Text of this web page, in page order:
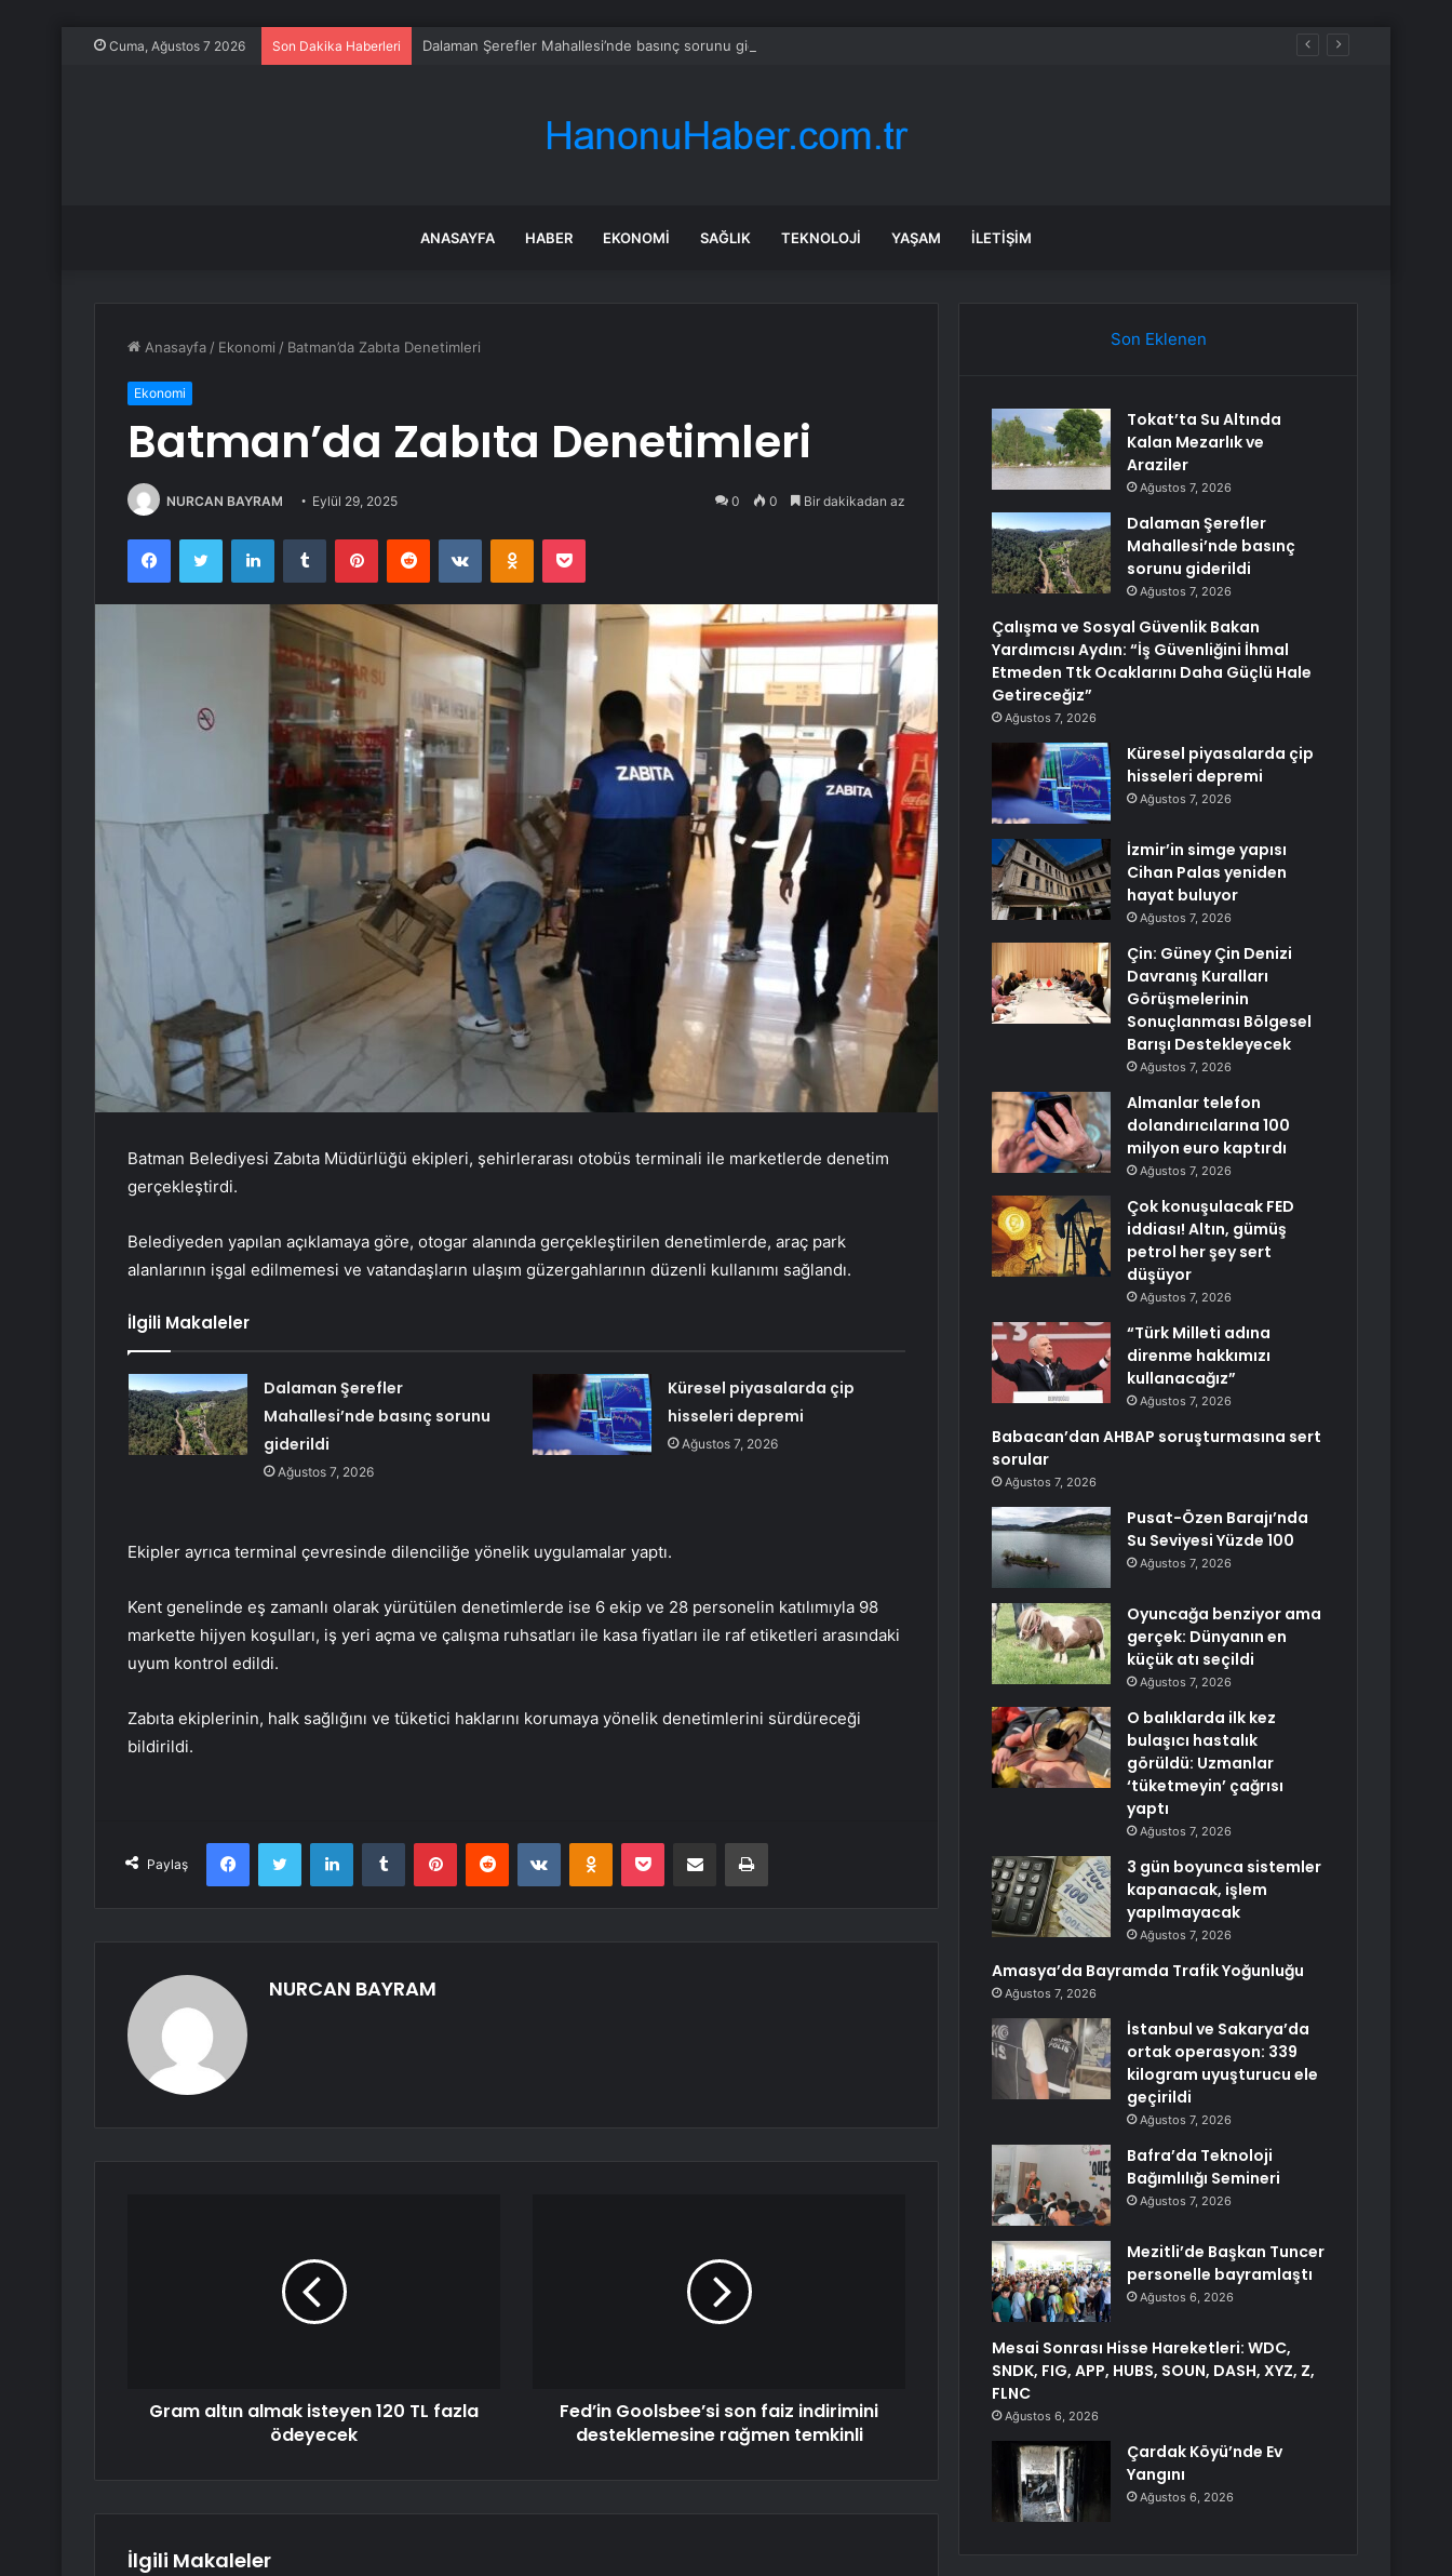
Cuma, Ağustos 7 2026 Son Dakika Haberleri Dalaman Şerefler Mahallesi’nde basınç sorunu giderildi
ANASAYFA HABER EKONOMI SAĞLIK TEKNOLOJI YAŞAM İLETIŞIM
Anasayfa / Ekonomi / Batman’da Zabıta Denetimleri
Ekonomi
Batman’da Zabıta Denetimleri
NURCAN BAYRAM Eylül 29, 2025 0 0 Bir dakikadan az
FacebookTwitter LinkedInTumblr PinterestReddit VKontakteOdnoklassniki
Pocket
Batman Belediyesi Zabıta Müdürlüğü ekipleri, şehirlerarası otobüs terminali ile marketlerde denetim
gerçekleştirdi.
Belediyeden yapılan açıklamaya göre, otogar alanında gerçekleştirilen denetimlerde, araç park
alanlarının işgal edilmemesi ve vatandaşların ulaşım güzergahlarının düzenli kullanımı sağlandı.
İlgili Makaleler
Dalaman Şerefler
Mahallesi’nde basınç sorunu
giderildi
Ağustos 7, 2026
Küresel piyasalarda çip
hisseleri depremi
Ağustos 7, 2026
Ekipler ayrıca terminal çevresinde dilenciliğe yönelik uygulamalar yaptı.
Kent genelinde eş zamanlı olarak yürütülen denetimlerde ise 6 ekip ve 28 personelin katılımıyla 98
markette hijyen koşulları, iş yeri açma ve çalışma ruhsatları ile kasa fiyatları ile raf etiketleri arasındaki
uyum kontrol edildi.
Zabıta ekiplerinin, halk sağlığını ve tüketici haklarını korumaya yönelik denetimlerini sürdüreceği
bildirildi.
Paylaş
FacebookTwitter LinkedInTumblr PinterestReddit VKontakteOdnoklassniki
Pocket E-Posta ile paylaş Yazdır
NURCAN BAYRAM
Gram altın almak isteyen 120 TL fazla
ödeyecek
Fed’in Goolsbee’si son faiz indirimini
desteklemesine rağmen temkinli
İlgili Makaleler
Son Eklenen
Tokat’ta Su Altında
Kalan Mezarlık ve
Araziler
Ağustos 7, 2026
Dalaman Şerefler
Mahallesi’nde basınç
sorunu giderildi
Ağustos 7, 2026
Çalışma ve Sosyal Güvenlik Bakan
Yardımcısı Aydın: “İş Güvenliğini İhmal
Etmeden Ttk Ocaklarını Daha Güçlü Hale
Getireceğiz”
Ağustos 7, 2026
Küresel piyasalarda çip
hisseleri depremi
Ağustos 7, 2026
İzmir’in simge yapısı
Cihan Palas yeniden
hayat buluyor
Ağustos 7, 2026
Çin: Güney Çin Denizi
Davranış Kuralları
Görüşmelerinin
Sonuçlanması Bölgesel
Barışı Destekleyecek
Ağustos 7, 2026
Almanlar telefon
dolandırıcılarına 100
milyon euro kaptırdı
Ağustos 7, 2026
Çok konuşulacak FED
iddiası! Altın, gümüş
petrol her şey sert
düşüyor
Ağustos 7, 2026
“Türk Milleti adına
direnme hakkımızı
kullanacağız”
Ağustos 7, 2026
Babacan’dan AHBAP soruşturmasına sert
sorular
Ağustos 7, 2026
Pusat-Özen Barajı’nda
Su Seviyesi Yüzde 100
Ağustos 7, 2026
Oyuncağa benziyor ama
gerçek: Dünyanın en
küçük atı seçildi
Ağustos 7, 2026
O balıklarda ilk kez
bulaşıcı hastalık
görüldü: Uzmanlar
‘tüketmeyin’ çağrısı
yaptı
Ağustos 7, 2026
3 gün boyunca sistemler
kapanacak, işlem
yapılmayacak
Ağustos 7, 2026
Amasya’da Bayramda Trafik Yoğunluğu
Ağustos 7, 2026
İstanbul ve Sakarya’da
ortak operasyon: 339
kilogram uyuşturucu ele
geçirildi
Ağustos 7, 2026
Bafra’da Teknoloji
Bağımlılığı Semineri
Ağustos 7, 2026
Mezitli’de Başkan Tuncer
personelle bayramlaştı
Ağustos 6, 2026
Mesai Sonrası Hisse Hareketleri: WDC,
SNDK, FIG, APP, HUBS, SOUN, DASH, XYZ, Z,
FLNC
Ağustos 6, 2026
Çardak Köyü’nde Ev
Yangını
Ağustos 6, 2026